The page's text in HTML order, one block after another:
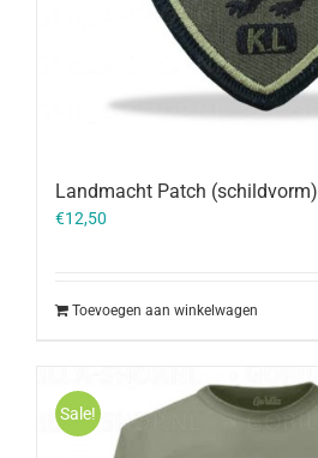
Landmacht Patch (schildvorm)
€12,50
Toevoegen aan winkelwagen
Sale!